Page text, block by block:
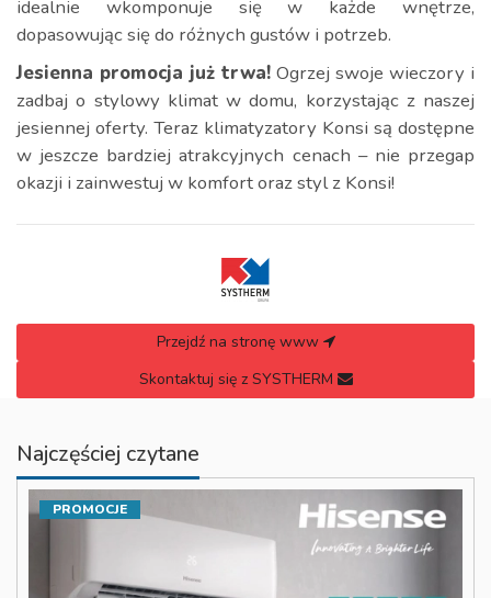
idealnie wkomponuje się w każde wnętrze,
dopasowując się do różnych gustów i potrzeb.
Jesienna promocja już trwa! Ogrzej swoje wieczory i
zadbaj o stylowy klimat w domu, korzystając z naszej
jesiennej oferty. Teraz klimatyzatory Konsi są dostępne
w jeszcze bardziej atrakcyjnych cenach – nie przegap
okazji i zainwestuj w komfort oraz styl z Konsi!
Przejdź na stronę www
Skontaktuj się z SYSTHERM
Najczęściej czytane
PROMOCJE